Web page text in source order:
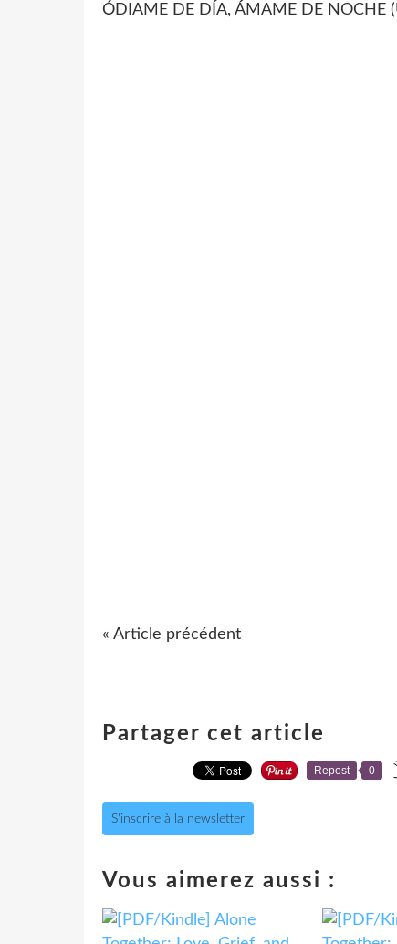
ÓDIAME DE DÍA, ÁMAME DE NOCHE
« Article précédent
Partager cet article
Repost 0
S'inscrire à la newsletter
Vous aimerez aussi :